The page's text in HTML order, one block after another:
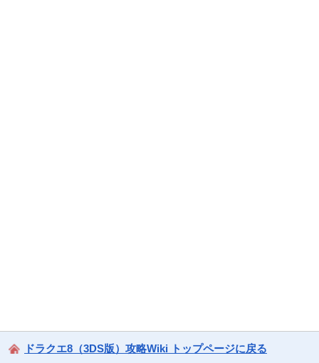
ドラクエ8（3DS版）攻略Wiki トップページに戻る